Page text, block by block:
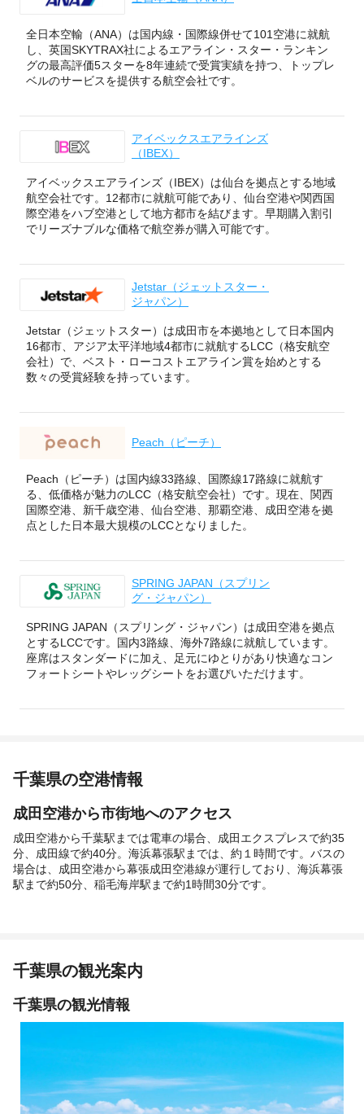
全日本空輸（ANA）は国内線・国際線併せて101空港に就航
し、英国SKYTRAX社によるエアライン・スター・ランキン
グの最高評価5スターを8年連続で受賞実績を持つ、トップレ
ベルのサービスを提供する航空会社です。
アイベックスエアラインズ
（IBEX）
アイベックスエアラインズ（IBEX）は仙台を拠点とする地域
航空会社です。12都市に就航可能であり、仙台空港や関西国
際空港をハブ空港として地方都市を結びます。早期購入割引
でリーズナブルな価格で航空券が購入可能です。
Jetstar（ジェットスター・
ジャパン）
Jetstar（ジェットスター）は成田市を本拠地として日本国内
16都市、アジア太平洋地域4都市に就航するLCC（格安航空
会社）で、ベスト・ローコストエアライン賞を始めとする
数々の受賞経験を持っています。
Peach（ピーチ）
Peach（ピーチ）は国内線33路線、国際線17路線に就航す
る、低価格が魅力のLCC（格安航空会社）です。現在、関西
国際空港、新千歳空港、仙台空港、那覇空港、成田空港を拠
点とした日本最大規模のLCCとなりました。
SPRING JAPAN（スプリン
グ・ジャパン）
SPRING JAPAN（スプリング・ジャパン）は成田空港を拠点
とするLCCです。国内3路線、海外7路線に就航しています。
座席はスタンダードに加え、足元にゆとりがあり快適なコン
フォートシートやレッグシートをお選びいただけます。
千葉県の空港情報
成田空港から市街地へのアクセス
成田空港から千葉駅までは電車の場合、成田エクスプレスで約35
分、成田線で約40分。海浜幕張駅までは、約１時間です。バスの
場合は、成田空港から幕張成田空港線が運行しており、海浜幕張
駅まで約50分、稲毛海岸駅まで約1時間30分です。
千葉県の観光案内
千葉県の観光情報